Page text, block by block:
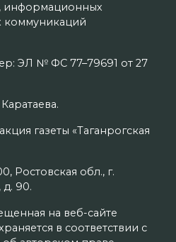
информационных
коммуникаций
ЭЛ № ФС 77–79691 от 27
газеты «Таганрогская
Ростовская обл., г.
д. 90.
на веб-сайте
в соответствии с